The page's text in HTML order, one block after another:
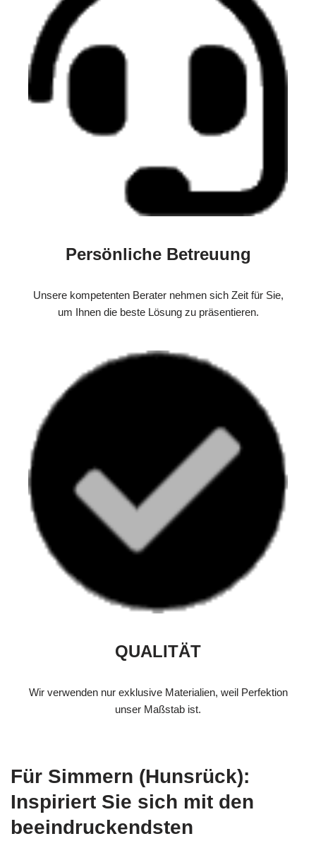
Persönliche Betreuung
Unsere kompetenten Berater nehmen sich Zeit für Sie,
um Ihnen die beste Lösung zu präsentieren.
QUALITÄT
Wir verwenden nur exklusive Materialien, weil Perfektion
unser Maßstab ist.
Für Simmern (Hunsrück):
Inspiriert Sie sich mit den
beeindruckendsten